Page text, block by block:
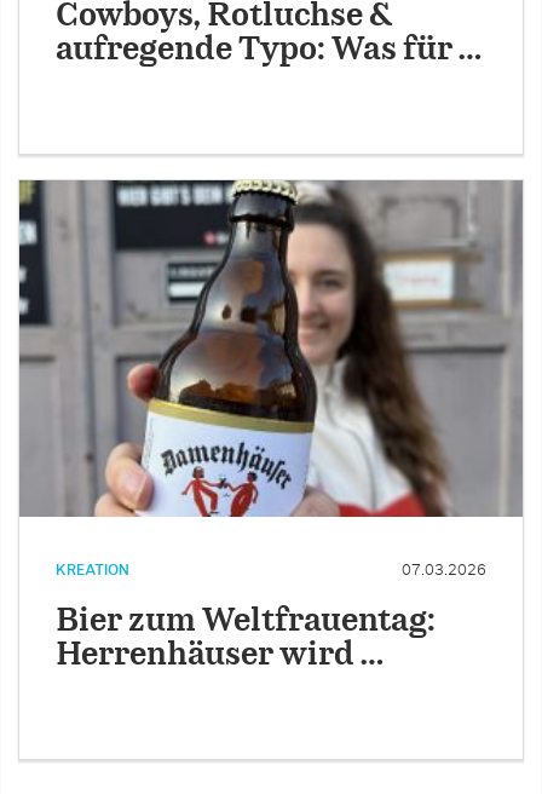
Cowboys, Rotluchse &
aufregende Typo: Was für …
KREATION 07.03.2026
Bier zum Weltfrauentag:
Herrenhäuser wird …